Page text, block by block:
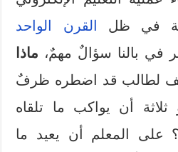
في ظل
القرن الواحد
في بالنا سؤالٌ مهمٌ، ماذا
لطالب قد اضطره ظرفٌ
ثلاثة أن يواكب ما تلقاه
على المعلم أن يعيد ما